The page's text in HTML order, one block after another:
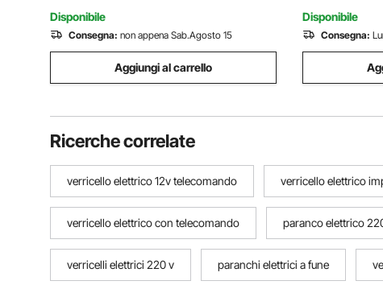
Disponibile
Consegna: non appena Sab.Agosto 15
Aggiungi al carrello
Barche
Disponibile
Consegna:
Ricerche correlate
verricello elettrico 12v telecomando verricello elettrico
verricello elettrico con telecomando paranco elettrico
verricelli elettrici 220 v paranchi elettrici a fune